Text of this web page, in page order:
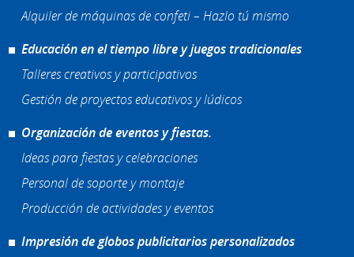
Alquiler de máquinas de confeti – Hazlo tú mismo
Educación en el tiempo libre y juegos tradicionales
Talleres creativos y participativos
Gestión de proyectos educativos y lúdicos
Organización de eventos y fiestas.
Ideas para fiestas y celebraciones
Personal de soporte y montaje
Producción de actividades y eventos
Impresión de globos publicitarios personalizados